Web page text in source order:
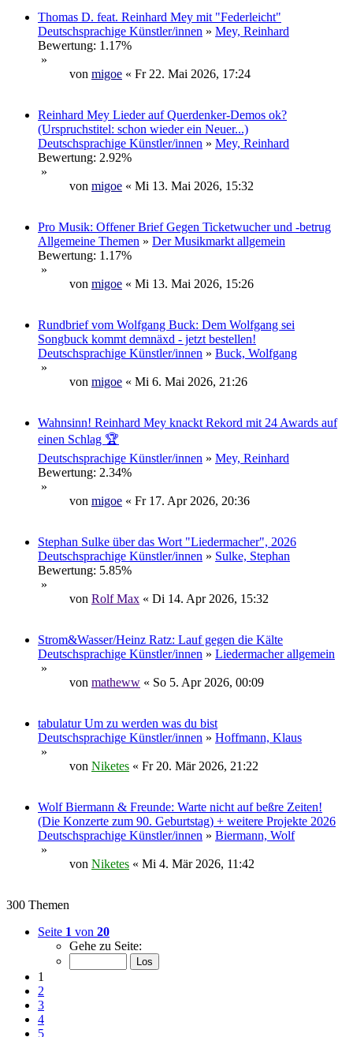
Thomas D. feat. Reinhard Mey mit "Federleicht"
Deutschsprachige Künstler/innen » Mey, Reinhard
Bewertung: 1.17%
»
von migoe « Fr 22. Mai 2026, 17:24
Reinhard Mey Lieder auf Querdenker-Demos ok?
(Urspruchstitel: schon wieder ein Neuer...)
Deutschsprachige Künstler/innen » Mey, Reinhard
Bewertung: 2.92%
»
von migoe « Mi 13. Mai 2026, 15:32
Pro Musik: Offener Brief Gegen Ticketwucher und -betrug
Allgemeine Themen » Der Musikmarkt allgemein
Bewertung: 1.17%
»
von migoe « Mi 13. Mai 2026, 15:26
Rundbrief vom Wolfgang Buck: Dem Wolfgang sei
Songbuck kommt demnäxd - jetzt bestellen!
Deutschsprachige Künstler/innen » Buck, Wolfgang
»
von migoe « Mi 6. Mai 2026, 21:26
Wahnsinn! Reinhard Mey knackt Rekord mit 24 Awards auf
einen Schlag 🏆
Deutschsprachige Künstler/innen » Mey, Reinhard
Bewertung: 2.34%
»
von migoe « Fr 17. Apr 2026, 20:36
Stephan Sulke über das Wort "Liedermacher", 2026
Deutschsprachige Künstler/innen » Sulke, Stephan
Bewertung: 5.85%
»
von Rolf Max « Di 14. Apr 2026, 15:32
Strom&Wasser/Heinz Ratz: Lauf gegen die Kälte
Deutschsprachige Künstler/innen » Liedermacher allgemein
»
von matheww « So 5. Apr 2026, 00:09
tabulatur Um zu werden was du bist
Deutschsprachige Künstler/innen » Hoffmann, Klaus
»
von Niketes « Fr 20. Mär 2026, 21:22
Wolf Biermann & Freunde: Warte nicht auf beßre Zeiten!
(Die Konzerte zum 90. Geburtstag) + weitere Projekte 2026
Deutschsprachige Künstler/innen » Biermann, Wolf
»
von Niketes « Mi 4. Mär 2026, 11:42
300 Themen
Seite 1 von 20
Gehe zu Seite:
1
2
3
4
5